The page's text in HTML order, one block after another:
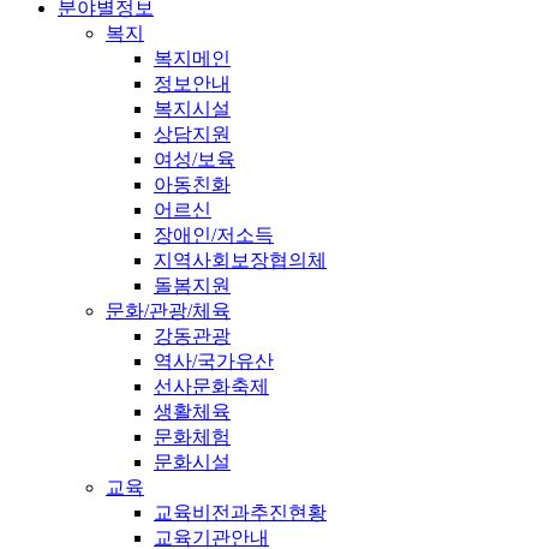
분야별정보
복지
복지메인
정보안내
복지시설
상담지원
여성/보육
아동친화
어르신
장애인/저소득
지역사회보장협의체
돌봄지원
문화/관광/체육
강동관광
역사/국가유산
선사문화축제
생활체육
문화체험
문화시설
교육
교육비전과추진현황
교육기관안내